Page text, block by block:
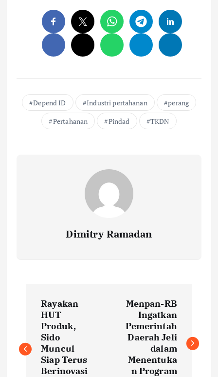
Depend ID Industri pertahanan
perang
Pertahanan
Pindad TKDN
Dimitry Ramadan
s
Rayakan
HUT
Produk,
Sido
Muncul
Siap Terus
Berinovasi
Menpan-RB
Ingatkan
Pemerintah
Daerah Jeli
dalam
Menentuka
n Program